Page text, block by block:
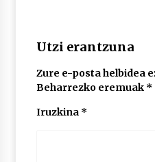
MUSIBLA
Tiga, Twisted
2026/07/02
Utzi erantzuna
Zure e-posta helbidea
Beharrezko eremuak *
Iruzkina *